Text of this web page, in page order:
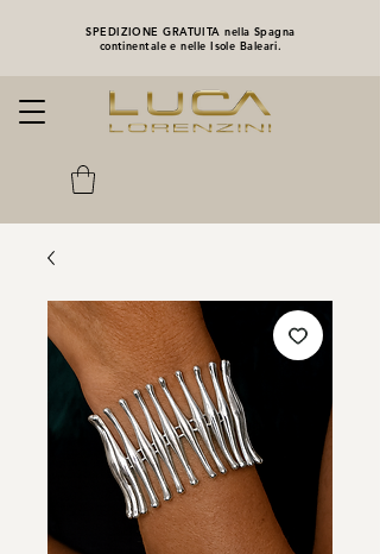
SPEDIZIONE GRATUITA nella Spagna
continentale e nelle Isole Baleari.